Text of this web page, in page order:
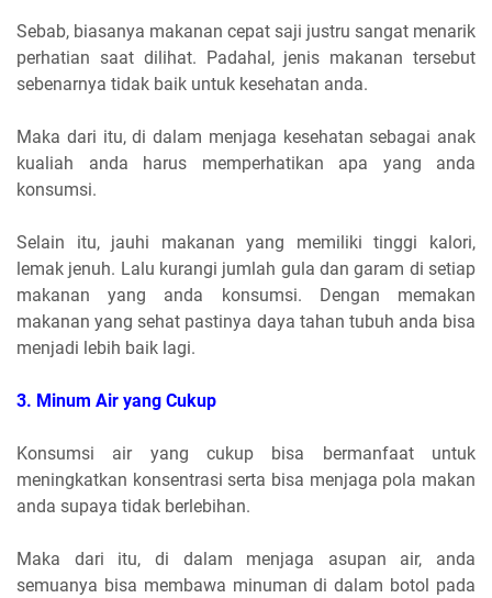
Sebab, biasanya makanan cepat saji justru sangat menarik
perhatian saat dilihat. Padahal, jenis makanan tersebut
sebenarnya tidak baik untuk kesehatan anda.
Maka dari itu, di dalam menjaga kesehatan sebagai anak
kualiah anda harus memperhatikan apa yang anda
konsumsi.
Selain itu, jauhi makanan yang memiliki tinggi kalori,
lemak jenuh. Lalu kurangi jumlah gula dan garam di setiap
makanan yang anda konsumsi. Dengan memakan
makanan yang sehat pastinya daya tahan tubuh anda bisa
menjadi lebih baik lagi.
3. Minum Air yang Cukup
Konsumsi air yang cukup bisa bermanfaat untuk
meningkatkan konsentrasi serta bisa menjaga pola makan
anda supaya tidak berlebihan.
Maka dari itu, di dalam menjaga asupan air, anda
semuanya bisa membawa minuman di dalam botol pada